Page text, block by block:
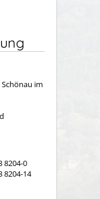
im
8204-0
8204-14